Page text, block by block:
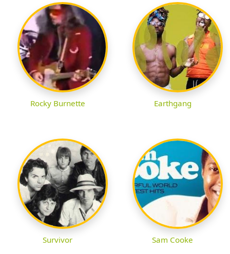
Rocky Burnette Earthgang
Survivor Sam Cooke